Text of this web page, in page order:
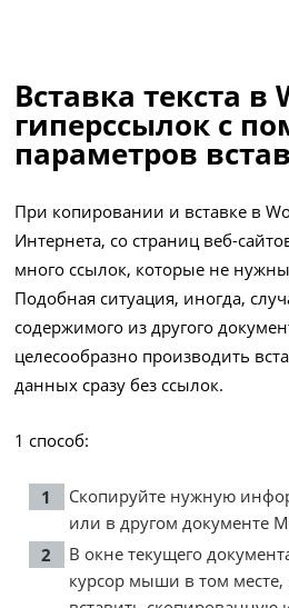
Вставка текста в
гиперссылок с
параметров
При копировании и вставке в
Интернета, со страниц веб-
много ссылок, которые не
Подобная ситуация, иногда,
содержимого из другого
целесообразно производить
данных сразу без ссылок.
1 способ:
Скопируйте нужную
или в другом документе
В окне текущего
курсор мыши в том